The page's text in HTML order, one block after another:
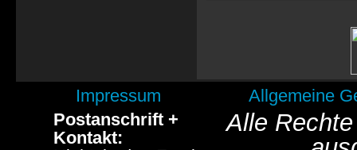
Impressum
Allgemeine
Postanschrift +
Kontakt:
Alle